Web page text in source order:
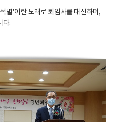
별'이란 노래로 퇴임사를 대신하며,
다.